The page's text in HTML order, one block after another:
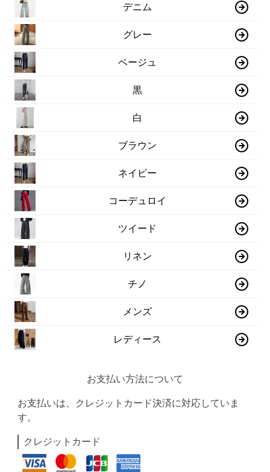
デニム
グレー
ベージュ
黒
白
ブラウン
ネイビー
コーデュロイ
ツイード
リネン
チノ
メンズ
レディース
お支払い方法について
お支払いは、クレジットカード決済に対応していま
す。
クレジットカード